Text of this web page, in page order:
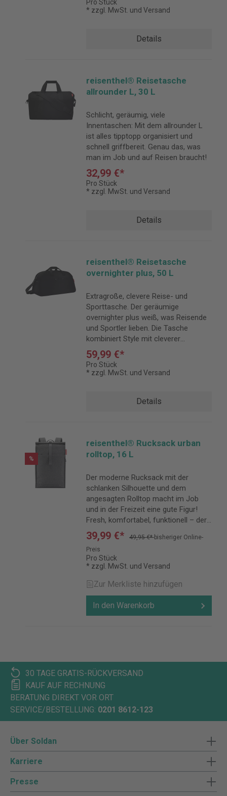
Pro Stück
* zzgl. MwSt. und Versand
Details
reisenthel® Reisetasche
allrounder L, 30 L
Schlicht, geräumig, viele
Innentaschen: Mit dem allrounder L
ist alles tipptopp organisiert und
schnell griffbereit. Genau das, was
man im Job und auf Reisen braucht!
32,99 €*
Pro Stück
* zzgl. MwSt. und Versand
Details
reisenthel® Reisetasche
overnighter plus, 50 L
Extragroße, clevere Reise- und
Sporttasche. Der geräumige
overnighter plus weiß, was Reisende
und Sportler lieben. Die Tasche
kombiniert Style mit cleverer
Organisation, so dass man sich
einfach bewegen und auf die Reise
konzentrieren kann. Und fürs Gym
59,99 €*
Pro Stück
* zzgl. MwSt. und Versand
Details
%
reisenthel® Rucksack urban
rolltop, 16 L
Der moderne Rucksack mit der
schlanken Silhouette und dem
angesagten Rolltop macht im Job
und in der Freizeit eine gute Figur!
Fresh, komfortabel, funktionell – der
passt einfach immer!
39,99 €* 49,95 €*bisheriger Online-
Preis
Pro Stück
* zzgl. MwSt. und Versand
Zur Merkliste hinzufügen
In den Warenkorb
30 TAGE GRATIS-RÜCKVERSAND
KAUF AUF RECHNUNG
BERATUNG DIREKT VOR ORT
SERVICE/BESTELLUNG: 0201 8612-123
Über Soldan
Karriere
Presse